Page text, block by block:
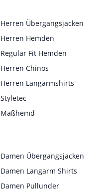
Herren Übergangsjacken
Herren Hemden
Regular Fit Hemden
Herren Chinos
Herren Langarmshirts
Styletec
Maßhemd
Damen Übergangsjacken
Damen Langarm Shirts
Damen Pullunder